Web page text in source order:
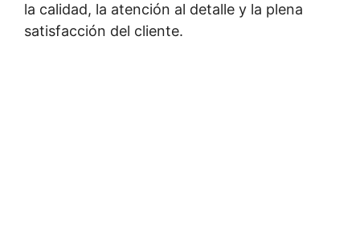
la calidad, la atención al detalle y la plena
satisfacción del cliente.